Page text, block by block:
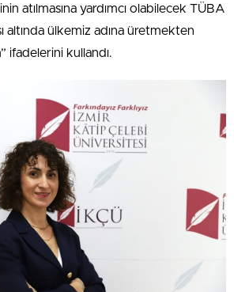
atılmasına yardımcı olabilecek TÜBA
altında ülkemiz adına üretmekten
ifadelerini kullandı.